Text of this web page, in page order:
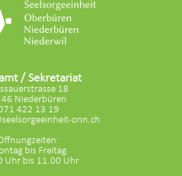
/ Sekretariat
18
Niederbüren
422 13 19
onn.ch
bis Freitag
Uhr bis 11.00 Uhr